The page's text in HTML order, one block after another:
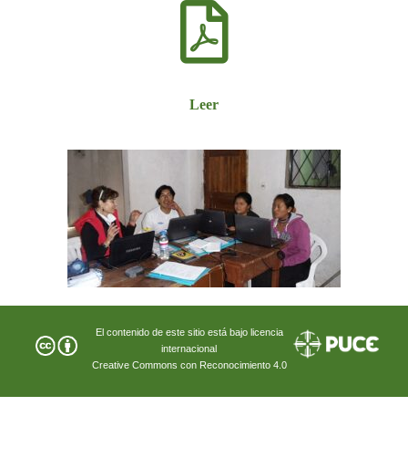
Leer
El contenido de este sitio está bajo licencia
internacional
Creative Commons con Reconocimiento 4.0